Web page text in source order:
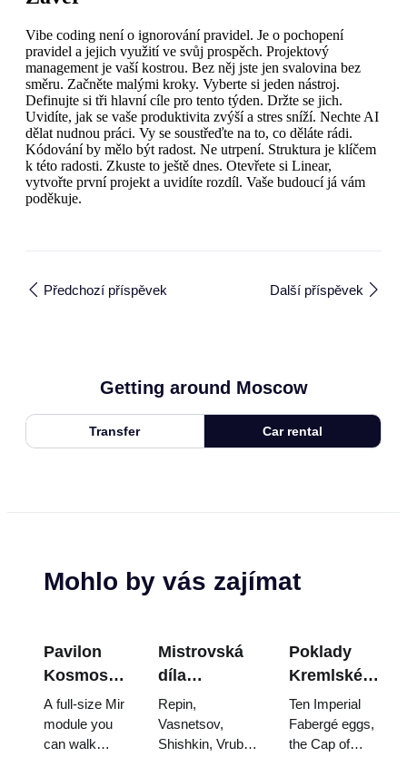
Vibe coding není o ignorování pravidel. Je o pochopení
pravidel a jejich využití ve svůj prospěch. Projektový
management je vaší kostrou. Bez něj jste jen svalovina bez
směru. Začněte malými kroky. Vyberte si jeden nástroj.
Definujte si tři hlavní cíle pro tento týden. Držte se jich.
Uvidíte, jak se vaše produktivita zvýší a stres sníží. Nechte AI
dělat nudnou práci. Vy se soustřeďte na to, co děláte rádi.
Kódování by mělo být radost. Ne utrpení. Struktura je klíčem
k této radosti. Zkuste to ještě dnes. Otevřete si Linear,
vytvořte první projekt a uvidíte rozdíl. Vaše budoucí já vám
poděkuje.
Předchozí příspěvek Další příspěvek
Getting around Moscow
Transfer Car rental
Mohlo by vás zajímat
Pavilon
Kosmos
na VDNCh:
Uvnitř
největší
A full-size Mir
module you
can walk
Mistrovská
díla
Treťjakovské
galerie:
Obrazy, kvůli
Repin,
Vasnetsov,
Shishkin, Vrubel,
Poklady
Kremlské
zbrojnice:
Fabergého
vejce, trůny
Ten Imperial
Fabergé eggs,
the Cap of